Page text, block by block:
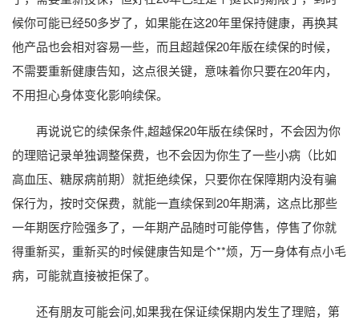
候你可能已经50多岁了，如果能在这20年里保持健康，再换其
他产品也会相对容易一些，而且超越保20年版在续保的时候，
不需要重新健康告知，这点很关键，意味着你只要在20年内，
不用担心身体变化影响续保。
再说说它的续保条件,超越保20年版在续保时，不会因为你
的理赔记录单独调整保费，也不会因为你生了一些小病（比如
高血压、糖尿病前期）就拒绝续保，只要你在保障期内没有骗
保行为，按时交保费，就能一直续保到20年期满，这点比那些
一年期医疗险强多了，一年期产品随时可能停售，停售了你就
得重新买，重新买的时候健康告知是个**烦，万一身体有点小毛
病，可能就直接被拒保了。
还有朋友可能会问,如果我在保证续保期内发生了理赔，第